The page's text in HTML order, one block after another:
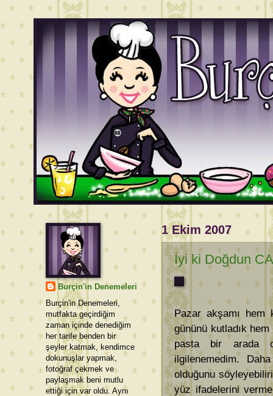
1 Ekim 2007
İyi ki Doğdun
Pazar akşamı hem
gününü kutladık
pasta bir arada
ilgilenemedim.
olduğunu
yüz ifadelerini
Burçin'in Denemeleri
Burçin'in Denemeleri,
mutfakta geçirdiğim
zaman içinde denediğim
her tarife benden bir
şeyler katmak, kendimce
dokunuşlar yapmak,
fotoğraf çekmek ve
paylaşmak beni mutlu
ettiği için var oldu. Aynı